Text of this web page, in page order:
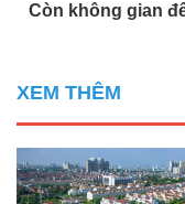
Còn không gian
XEM THÊM